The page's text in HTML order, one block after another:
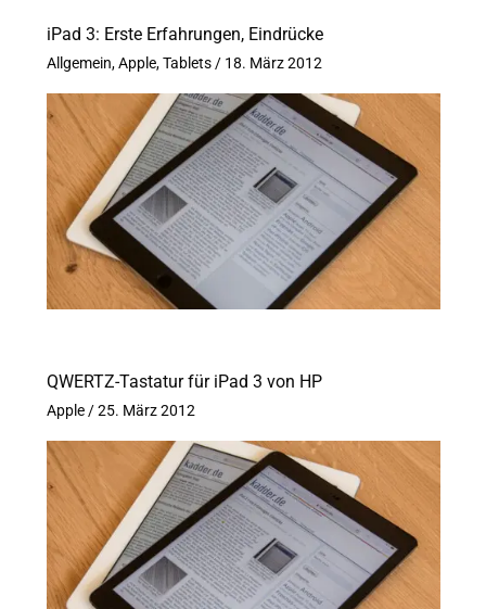
iPad 3: Erste Erfahrungen, Eindrücke
Allgemein,Apple,Tablets/ 18. März 2012
QWERTZ-Tastatur für iPad 3 von HP
Apple/25. März 2012